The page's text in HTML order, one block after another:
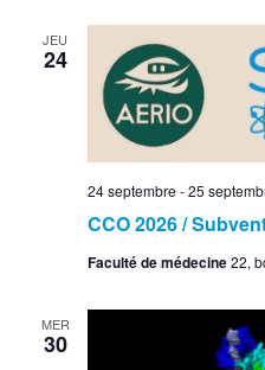
JEU
24
CCO 2026 /
24 septembre -25
Faculté de médecine22,
MER
30